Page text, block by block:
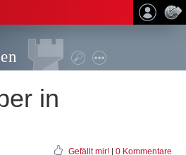
in
Gefällt mir! 0 Kommentare